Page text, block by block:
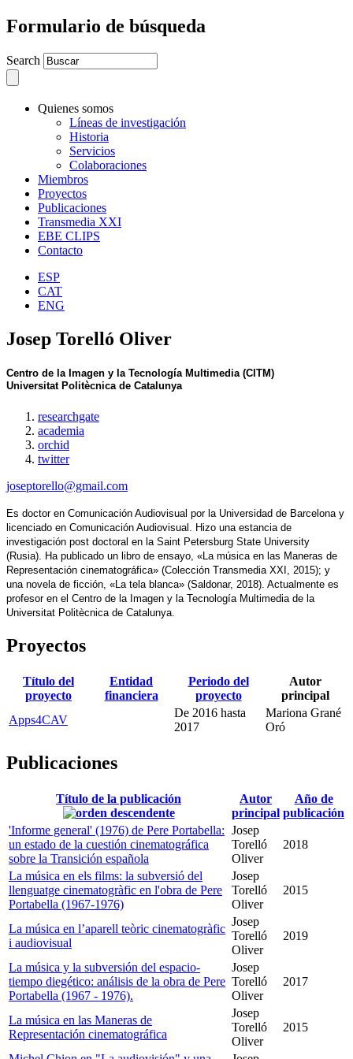
Formulario de búsqueda
Search
Quienes somos
Líneas de investigación
Historia
Servicios
Colaboraciones
Miembros
Proyectos
Publicaciones
Transmedia XXI
EBE CLIPS
Contacto
ESP
CAT
ENG
Josep Torelló Oliver
Centro de la Imagen y la Tecnología Multimedia (CITM)
Universitat Politècnica de Catalunya
researchgate
academia
orchid
twitter
joseptorello@gmail.com
Es doctor en Comunicación Audiovisual por la Universidad de Barcelona y
licenciado en Comunicación Audiovisual. Hizo una estancia de
investigación post doctoral en la Saint Petersburg State University
(Rusia). Ha publicado un libro de ensayo, «La música en las Maneras de
Representación cinematográfica» (Colección Transmedia XXI, 2015); y
una novela de ficción, «La tela blanca» (Saldonar, 2018). Actualmente es
profesor en el Centro de la Imagen y la Tecnología Multimedia de la
Universitat Politècnica de Catalunya.
Proyectos
Título del
proyecto
Entidad
financiera
Periodo del
proyecto
Autor
principal
Apps4CAV
De 2016 hasta
2017
Mariona Grané
Oró
Publicaciones
Título de la publicación
Autor
principal
Año de
publicación
'Informe general' (1976) de Pere Portabella:
un estado de la cuestión cinematográfica
sobre la Transición española
Josep
Torelló
Oliver
2018
La música en els films: la subversió del
llenguatge cinematogràfic en l'obra de Pere
Portabella (1967-1976)
Josep
Torelló
Oliver
2015
La música en l’aparell teòric cinematogràfic
i audiovisual
Josep
Torelló
Oliver
2019
La música y la subversión del espacio-
tiempo diegético: análisis de la obra de Pere
Portabella (1967 - 1976).
Josep
Torelló
Oliver
2017
La música en las Maneras de
Representación cinematográfica
Josep
Torelló
Oliver
2015